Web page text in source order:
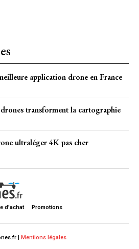
application drone en France
transforment la cartographie
ultraléger 4K pas cher
d’achat Promotions
| Mentions légales